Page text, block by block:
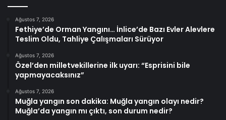
Ağustos 7, 2026
Fethiye’de Orman Yangını… İnlice’de Bazı Evler Alevlere
Teslim Oldu, Tahliye Çalışmaları Sürüyor
Ağustos 7, 2026
Özel’den milletvekillerine ilk uyarı: “Esprisini bile
yapmayacaksınız”
Ağustos 7, 2026
Muğla yangın son dakika: Muğla yangın olayı nedir?
Muğla’da yangın mı çıktı, son durum nedir?